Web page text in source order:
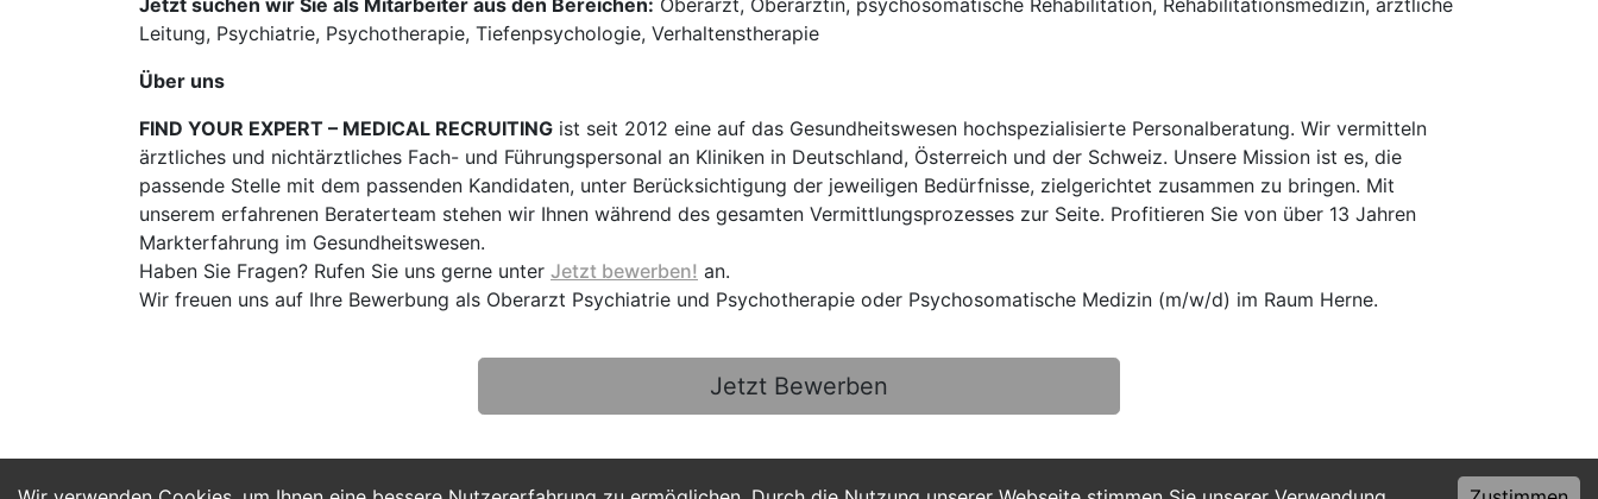
Jetzt suchen wir Sie als Mitarbeiter aus den Bereichen: Oberarzt, Oberärztin, psychosomatische Rehabilitation, Rehabilitationsmedizin, ärztliche
Leitung, Psychiatrie, Psychotherapie, Tiefenpsychologie, Verhaltenstherapie
Über uns
FIND YOUR EXPERT – MEDICAL RECRUITING ist seit 2012 eine auf das Gesundheitswesen hochspezialisierte Personalberatung. Wir vermitteln
ärztliches und nichtärztliches Fach- und Führungspersonal an Kliniken in Deutschland, Österreich und der Schweiz. Unsere Mission ist es, die
passende Stelle mit dem passenden Kandidaten, unter Berücksichtigung der jeweiligen Bedürfnisse, zielgerichtet zusammen zu bringen. Mit
unserem erfahrenen Beraterteam stehen wir Ihnen während des gesamten Vermittlungsprozesses zur Seite. Profitieren Sie von über 13 Jahren
Markterfahrung im Gesundheitswesen.
Haben Sie Fragen? Rufen Sie uns gerne unter Jetzt bewerben! an.
Wir freuen uns auf Ihre Bewerbung als Oberarzt Psychiatrie und Psychotherapie oder Psychosomatische Medizin (m/w/d) im Raum Herne.
Jetzt Bewerben